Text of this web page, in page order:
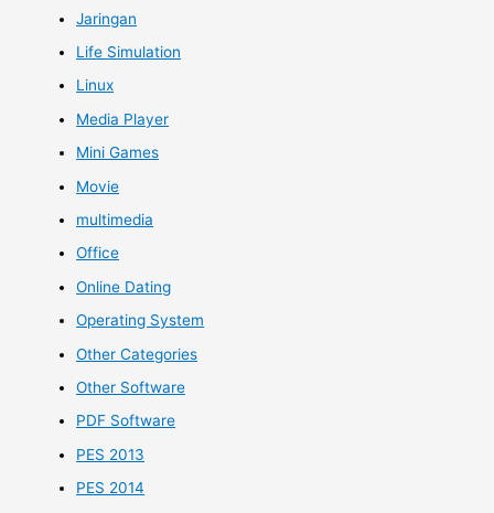
Jaringan
Life Simulation
Linux
Media Player
Mini Games
Movie
multimedia
Office
Online Dating
Operating System
Other Categories
Other Software
PDF Software
PES 2013
PES 2014